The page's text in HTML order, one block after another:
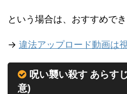
という場合は、おすすめで
→ 違法アップロード動画は
呪い襲い殺す あらす
意)